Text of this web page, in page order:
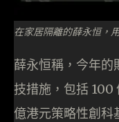
在家居隔離的薛永恒，
薛永恒稱，今年的
技措施，包括 100
億港元策略性創科